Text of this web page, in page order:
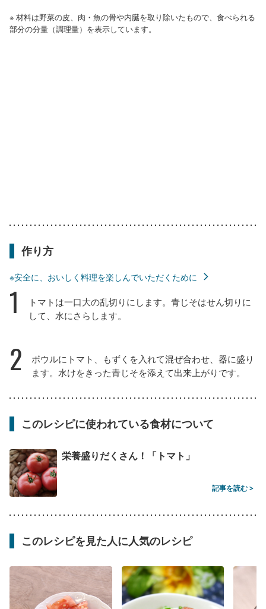
※ 材料は野菜の皮、肉・魚の骨や内臓を取り除いたもので、食べられる
部分の分量（調理量）を表示しています。
作り方
※安全に、おいしく料理を楽しんでいただくために
1
トマトは一口大の乱切りにします。青じそはせん切りに
して、水にさらします。
2
ボウルにトマト、もずくを入れて混ぜ合わせ、器に盛り
ます。水けをきった青じそを添えて出来上がりです。
このレシピに使われている食材について
栄養盛りだくさん！「トマト」
記事を読む >
このレシピを見た人に人気のレシピ